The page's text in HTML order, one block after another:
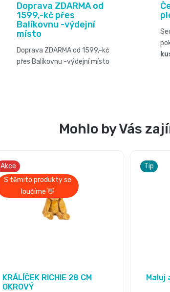
Doprava ZDARMA od
1599,-kč přes
Balíkovnu -výdejní
místo
Doprava ZDARMA od 1599,-kč
přes Balíkovnu -výdejní místo
Mohlo by Vás
Akce
S těmito produkty se
loučíme 👋
KRÁLÍČEK RICHIE 28 CM
OKROVÝ
Tip
Maluj